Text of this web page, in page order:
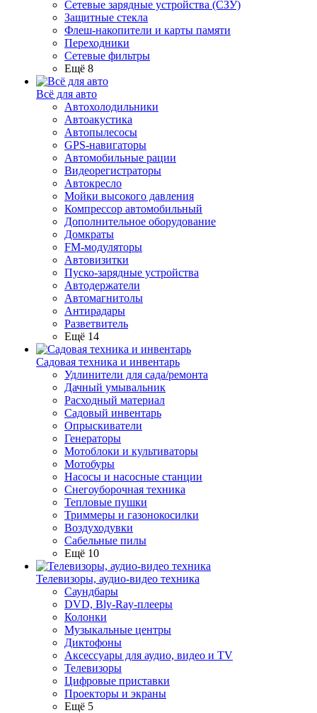
Сетевые зарядные устройства (СЗУ)
Защитные стекла
Флеш-накопители и карты памяти
Переходники
Сетевые фильтры
Ещё 8
Всё для авто
Автохолодильники
Автоакустика
Автопылесосы
GPS-навигаторы
Автомобильные рации
Видеорегистраторы
Автокресло
Мойки высокого давления
Компрессор автомобильный
Дополнительное оборудование
Домкраты
FM-модуляторы
Автовизитки
Пуско-зарядные устройства
Автодержатели
Автомагнитолы
Антирадары
Разветвитель
Ещё 14
Садовая техника и инвентарь
Удлинители для сада/ремонта
Дачный умывальник
Расходный материал
Садовый инвентарь
Опрыскиватели
Генераторы
Мотоблоки и культиваторы
Мотобуры
Насосы и насосные станции
Снегоуборочная техника
Тепловые пушки
Триммеры и газонокосилки
Воздуходувки
Сабельные пилы
Ещё 10
Телевизоры, аудио-видео техника
Саундбары
DVD, Bly-Ray-плееры
Колонки
Музыкальные центры
Диктофоны
Аксессуары для аудио, видео и TV
Телевизоры
Цифровые приставки
Проекторы и экраны
Ещё 5